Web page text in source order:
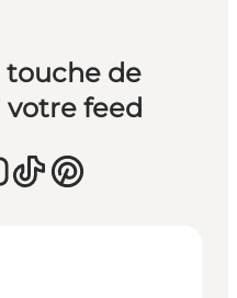
touche de
votre feed